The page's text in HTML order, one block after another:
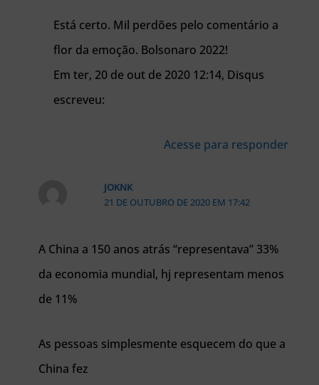
Está certo. Mil perdões pelo comentário a
flor da emoção. Bolsonaro 2022!
Em ter, 20 de out de 2020 12:14, Disqus
escreveu:
Acesse para responder
JOKNK
21 DE OUTUBRO DE 2020 EM 17:42
A China a 150 anos atrás “representava” 33%
da economia mundial, hj representam menos
de 11%
As pessoas simplesmente esquecem do que a
China fez